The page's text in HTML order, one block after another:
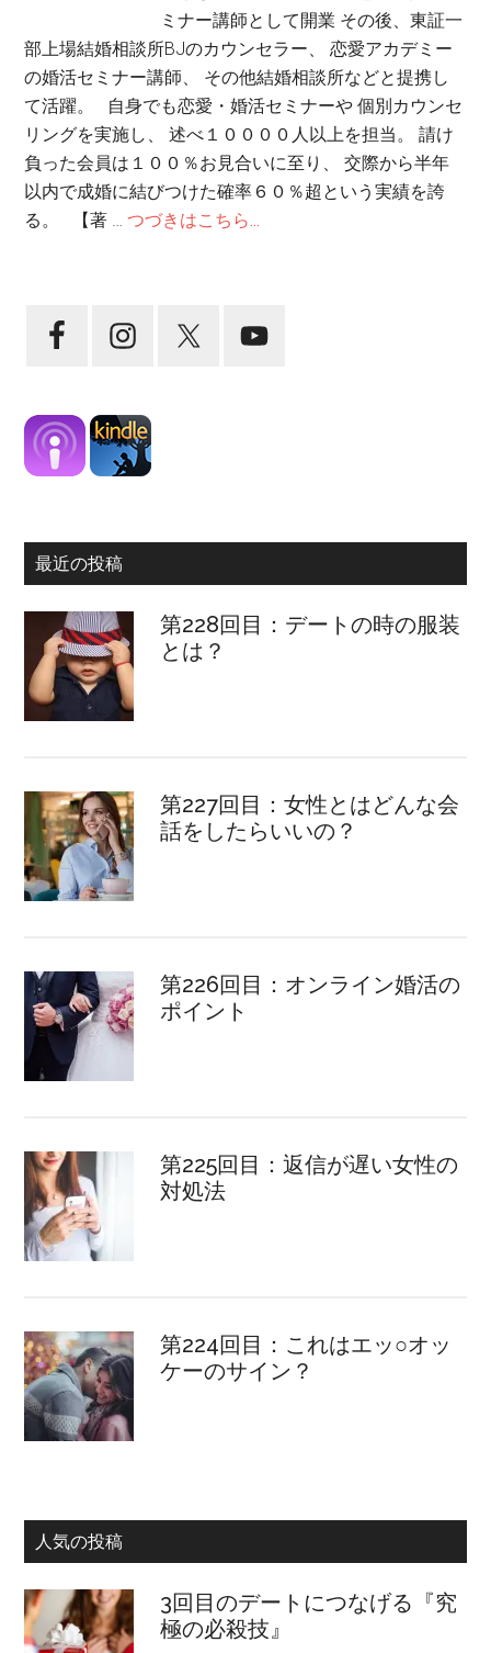
ミナー講師として開業 その後、東証一
部上場結婚相談所BJのカウンセラー、 恋愛アカデミー
の婚活セミナー講師、 その他結婚相談所などと提携し
て活躍。 自身でも恋愛・婚活セミナーや 個別カウンセ
リングを実施し、 述べ１００００人以上を担当。 請け
負った会員は１００％お見合いに至り、 交際から半年
以内で成婚に結びつけた確率６０％超という実績を誇
る。 【著 …つづきはこちら...
最近の投稿
第228回目：デートの時の服装
とは？
第227回目：女性とはどんな会
話をしたらいいの？
第226回目：オンライン婚活の
ポイント
第225回目：返信が遅い女性の
対処法
第224回目：これはエッ○オッ
ケーのサイン？
人気の投稿
3回目のデートにつなげる『究
極の必殺技』